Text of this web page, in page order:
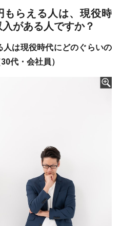
もらえる人は、現役時
がある人ですか？
人は現役時代にどのぐらいの
代・会社員）